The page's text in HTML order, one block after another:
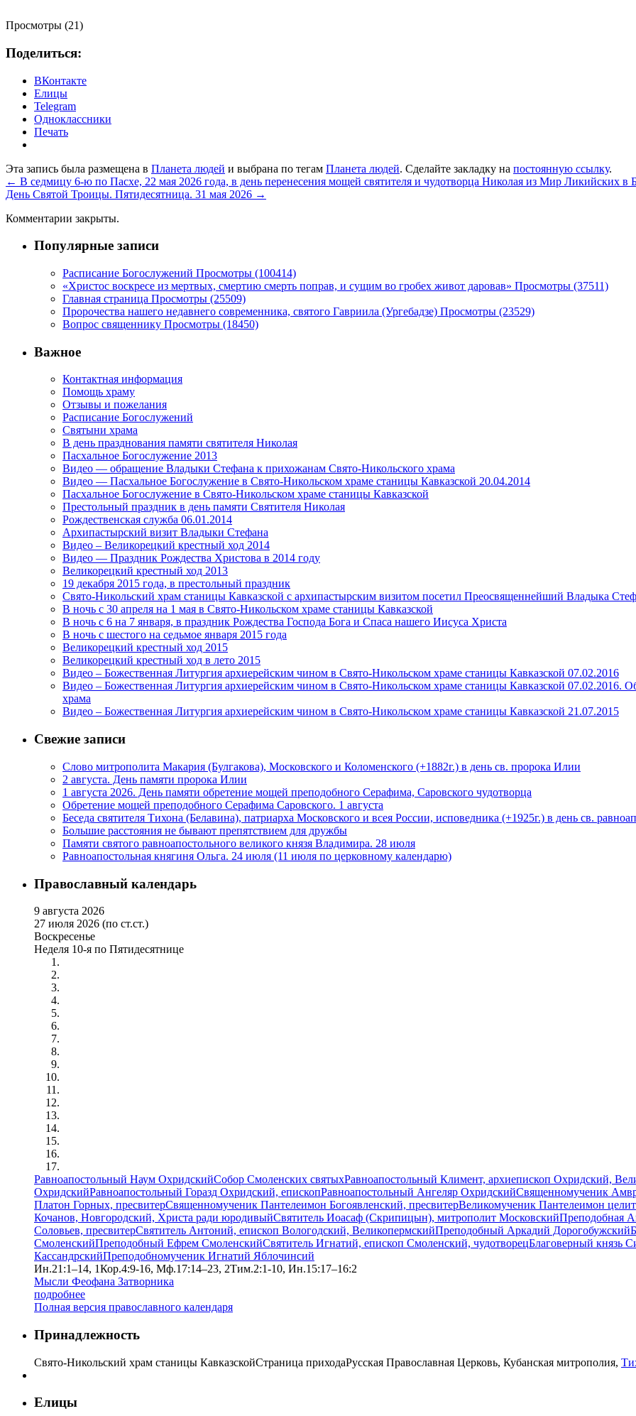
Просмотры (21)
Поделиться:
ВКонтакте
Елицы
Telegram
Одноклассники
Печать
Эта запись была размещена в Планета людей и выбрана по тегам Планета людей. Сделайте закладку на постоянную ссылку.
← В седмицу 6-ю по Пасхе, 22 мая 2026 года, в день перенесения мощей святителя и чудотворца Николая из Мир Ликийских
День Святой Троицы. Пятидесятница. 31 мая 2026 →
Комментарии закрыты.
Популярные записи
Расписание Богослужений Просмотры (100414)
«Христос воскресе из мертвых, смертию смерть поправ, и сущим во гробех живот даровав» Просмотры (37511)
Главная страница Просмотры (25509)
Пророчества нашего недавнего современника, святого Гавриила (Ургебадзе) Просмотры (23529)
Вопрос священнику Просмотры (18450)
Важное
Контактная информация
Помощь храму
Отзывы и пожелания
Расписание Богослужений
Святыни храма
В день празднования памяти святителя Николая
Пасхальное Богослужение 2013
Видео — обращение Владыки Стефана к прихожанам Свято-Никольского храма
Видео — Пасхальное Богослужение в Свято-Никольском храме станицы Кавказской 20.04.2014
Пасхальное Богослужение в Свято-Никольском храме станицы Кавказской
Престольный праздник в день памяти Святителя Николая
Рождественская служба 06.01.2014
Архипастырский визит Владыки Стефана
Видео – Великорецкий крестный ход 2014
Видео — Праздник Рождества Христова в 2014 году
Великорецкий крестный ход 2013
19 декабря 2015 года, в престольный праздник
Cвято-Никольский храм станицы Кавказской с архипастырским визитом посетил Преосвященнейший Владыка
В ночь с 30 апреля на 1 мая в Свято-Никольском храме станицы Кавказской
В ночь с 6 на 7 января, в праздник Рождества Господа Бога и Спаса нашего Иисуса Христа
В ночь с шестого на седьмое января 2015 года
Великорецкий крестный ход 2015
Великорецкий крестный ход в лето 2015
Видео – Божественная Литургия архиерейским чином в Свято-Никольском храме станицы Кавказской 07.02.2016
Видео – Божественная Литургия архиерейским чином в Свято-Никольском храме станицы Кавказской
храма
Видео – Божественная Литургия архиерейским чином в Свято-Никольском храме станицы Кавказской 21.07.2015
Свежие записи
Слово митрополита Макария (Булгакова), Московского и Коломенского (+1882г.) в день св. пророка Илии
2 августа. День памяти пророка Илии
1 августа 2026. День памяти обретение мощей преподобного Серафима, Саровского чудотворца
Обретение мощей преподобного Серафима Саровского. 1 августа
Беседа святителя Тихона (Белавина), патриарха Московского и всея России, исповедника (+1925г.) в день св.
Большие расстояния не бывают препятствием для дружбы
Памяти святого равноапостольного великого князя Владимира. 28 июля
Равноапостольная княгиня Ольга. 24 июля (11 июля по церковному календарю)
Православный календарь
9 августа 2026
27 июля 2026 (по ст.ст.)
Воскресенье
Неделя 10-я по Пятидесятнице
Равноапостольный Наум ОхридскийСобор Смоленских святыхРавноапостольный Климент, архиепископ Охридский,
ОхридскийРавноапостольный Горазд Охридский, епископРавноапостольный Ангеляр ОхридскийСвященномученик
Платон Горных, пресвитерСвященномученик Пантелеимон Богоявленский, пресвитерВеликомученик Пантелеимон
Кочанов, Новгородский, Христа ради юродивыйСвятитель Иоасаф (Скрипицын), митрополит МосковскийПреподобная
Соловьев, пресвитерСвятитель Антоний, епископ Вологодский, ВеликопермскийПреподобный Аркадий Дорогобужский
СмоленскийПреподобный Ефрем СмоленскийСвятитель Игнатий, епископ Смоленский, чудотворецБлаговерный князь
КассандрскийПреподобномученик Игнатий Яблочинсий
Ин.21:1–14, 1Кор.4:9-16, Мф.17:14–23, 2Тим.2:1-10, Ин.15:17–16:2
Мысли Феофана Затворника
подробнее
Полная версия православного календаря
Принадлежность
Свято-Никольский храм станицы КавказскойСтраница приходаРусская Православная Церковь, Кубанская митрополия,
Елицы